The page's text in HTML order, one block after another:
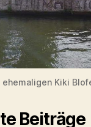
Kiki
Beiträge